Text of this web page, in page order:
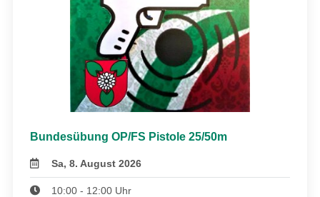
Bundesübung OP/FS Pistole 25/50m
Sa, 8. August 2026
10:00 - 12:00 Uhr